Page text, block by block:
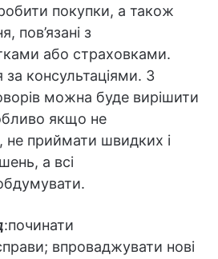
покупки, а також
пов’язані з
або страховками.
консультаціями. З
можна буде вирішити
якщо не
не приймати швидких і
а всі
:починати
впроваджувати нові